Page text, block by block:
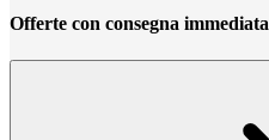
Offerte con consegna immediata